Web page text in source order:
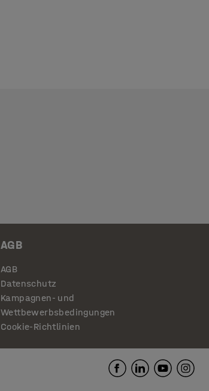
AGB
AGB
Datenschutz
Kampagnen- und
Wettbewerbsbedingungen
Cookie-Richtlinien